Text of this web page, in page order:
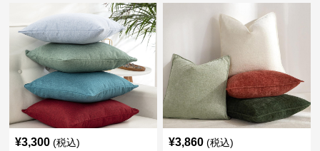
¥3,300 (税込) ¥3,860 (税込)